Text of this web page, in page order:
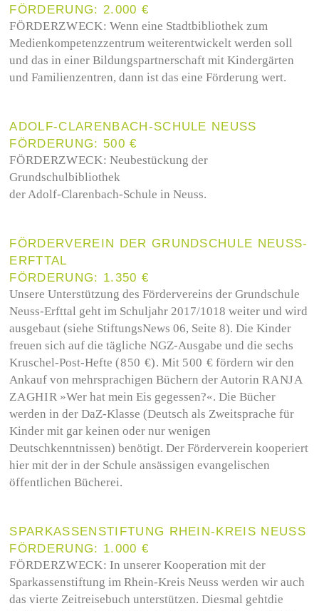
FÖRDERUNG: 2.000 €
FÖRDERZWECK: Wenn eine Stadtbibliothek zum
Medienkompetenzzentrum weiterentwickelt werden soll
und das in einer Bildungspartnerschaft mit Kindergärten
und Familienzentren, dann ist das eine Förderung wert.
ADOLF-CLARENBACH-SCHULE NEUSS
FÖRDERUNG: 500 €
FÖRDERZWECK: Neubestückung der
Grundschulbibliothek
der Adolf-Clarenbach-Schule in Neuss.
FÖRDERVEREIN DER GRUNDSCHULE NEUSS-
ERFTTAL
FÖRDERUNG: 1.350 €
Unsere Unterstützung des Fördervereins der Grundschule
Neuss-Erfttal geht im Schuljahr 2017/1018 weiter und wird
ausgebaut (siehe StiftungsNews 06, Seite 8). Die Kinder
freuen sich auf die tägliche NGZ-Ausgabe und die sechs
Kruschel-Post-Hefte(850 €). Mit 500 € fördern wir den
Ankauf von mehrsprachigen Büchern der AutorinRANJA
ZAGHIR »Wer hat mein Eis gegessen?«. Die Bücher
werden in der DaZ-Klasse (Deutsch als Zweitsprache für
Kinder mit gar keinen oder nur wenigen
Deutschkenntnissen) benötigt. Der Förderverein kooperiert
hier mit der in der Schule ansässigen evangelischen
öffentlichen Bücherei.
SPARKASSENSTIFTUNG RHEIN-KREIS NEUSS
FÖRDERUNG: 1.000 €
FÖRDERZWECK: In unserer Kooperation mit der
Sparkassenstiftung im Rhein-Kreis Neuss werden wir auch
das vierte Zeitreisebuch unterstützen. Diesmal gehtdie